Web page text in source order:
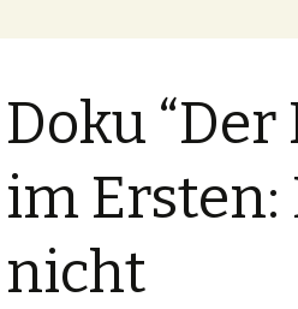
Doku
im
nicht